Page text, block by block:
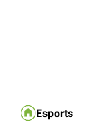
Esports